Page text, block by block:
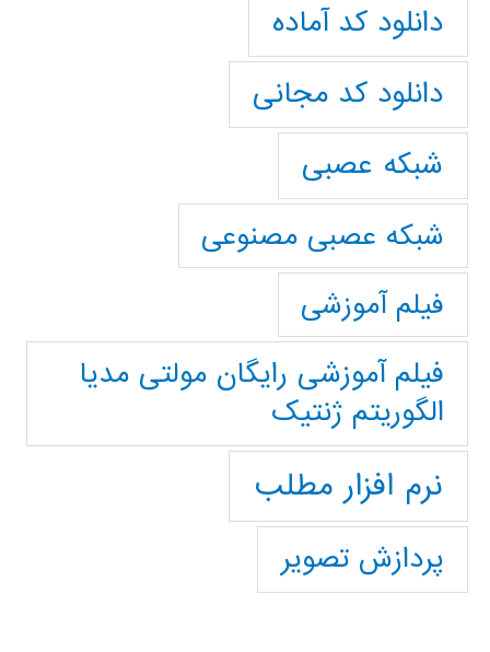
دانلود کد آماده
دانلود کد مجانی
شبکه عصبی
شبکه عصبی مصنوعی
فیلم آموزشی
فیلم آموزشی رایگان مولتی مدیا
الگوریتم ژنتیک
نرم افزار مطلب
پردازش تصویر